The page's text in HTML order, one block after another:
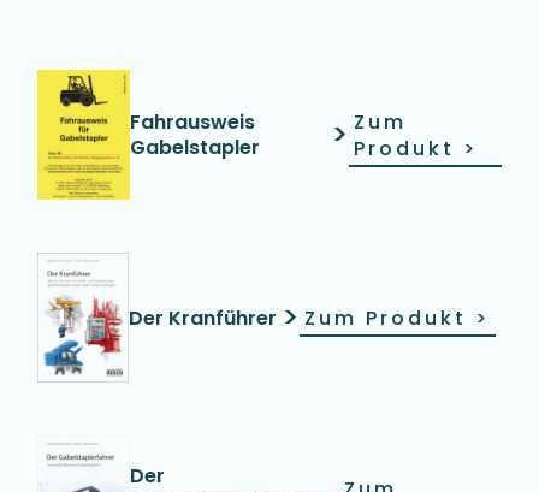
Fahrausweis
Gabelstapler
> Zum
Produkt >
Der Kranführer > Zum Produkt >
Der